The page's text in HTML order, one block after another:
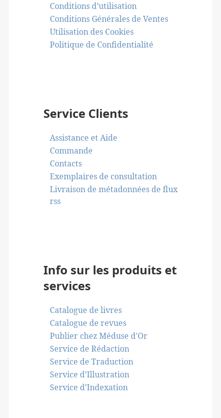
Conditions d’utilisation
Conditions Générales de Ventes
Utilisation des Cookies
Politique de Confidentialité
Service Clients
Assistance et Aide
Commande
Contacts
Exemplaires de consultation
Livraison de métadonnées de flux
rss
Info sur les produits et
services
Catalogue de livres
Catalogue de revues
Publier chez Méduse d'Or
Service de Rédaction
Service de Traduction
Service d’Illustration
Service d’Indexation